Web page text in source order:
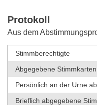
Protokoll
Aus dem
Stimmberechtigte
Abgegebene Stimmkarten
Persönlich an der Urne
Brieflich abgegebene